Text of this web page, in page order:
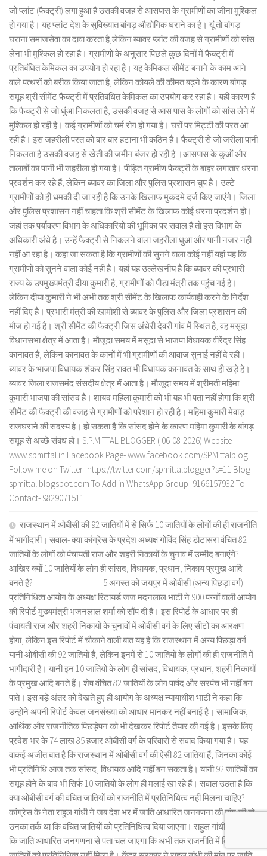
जो प्लांट (फैक्ट्री) लगा हुआ है उसकी वजह से आसपास के ग्रामीणों का जीना मुश्किल
हो गया है। यह प्लांट देश के सुविख्यात बांगड़ औद्योगिक घराने का है। यूं तो बांगड़
घराना समाजसेवा का दावा करता है,लेकिन ब्यावर प्लांट की वजह से ग्रामीणों को सांस
लेना भी मुश्किल हो रहा है। ग्रामीणों के अनुसार पिछले कुछ दिनों में फैक्ट्री में
प्रतिबंधित केमिकल का उपयोग हो रहा है। यह केमिकल सीमेंट बनाने के काम आने
वाले पत्थरों को बरीक किया जाता है, लेकिन कोयले की कीमत बढ़ने के कारण बांगड़
समूह श्री सीमेंट फैक्ट्री में प्रतिबंधित केमिकल का उपयोग कर रहा है। यही कारण है
कि फैक्ट्री से जो धुंआ निकलता है, उसकी वजह से आस पास के लोगों को सांस लेने में
मुश्किल हो रही है। कई ग्रामीणों को चर्म रोग हो गया है। घरों पर मिट्टी की परत आ
रही है। इस जहरीली परत को बार बार हटाना भी कठिन है। फैक्ट्री से जो जरीला पानी
निकलता है उसकी वजह से खेती की जमीन बंजर हो रही है ।आसपास के कुओं और
तालाबों का पानी भी जहरीला हो गया है। पीड़ित ग्रामीण फैक्ट्री के बाहर लगातार धरना
प्रदर्शन कर रहे हैं, लेकिन ब्यावर का जिला और पुलिस प्रशासन चुप है। उल्टे
ग्रामीणों को ही धमकी दी जा रही है कि उनके खिलाफ मुकदमे दर्ज किए जाएंगे। जिला
और पुलिस प्रशासन नहीं चाहता कि श्री सीमेंट के खिलाफ कोई धरना प्रदर्शन हो।
जहां तक पर्यावरण विभाग के अधिकारियों की भूमिका पर सवाल है तो इस विभाग के
अधिकारी अंधे है। उन्हें फैक्ट्री से निकलने वाला जहरीला धुआ और पानी नजर नही
नहीं आ रहा है। कहा जा सकता है कि ग्रामीणों की सुनने वाला कोई नहीं यहां यह कि
ग्रामीणों को सुनने वाला कोई नहीं है। यहां यह उल्लेखनीय है कि ब्यावर की प्रभारी
राज्य के उपमुख्यमंत्री दीया कुमारी है, ग्रामीणों को पीड़ा मंत्री तक पहुंच गई है।
लेकिन दीया कुमारी ने भी अभी तक श्री सीमेंट के खिलाफ कार्यवाही करने के निर्देश
नहीं दिए है। प्रभारी मंत्री की खामोशी से ब्यावर के पुलिस और जिला प्रशासन की
मौज हो गई है। श्री सीमेंट की फैक्ट्री जिस अंधेरी देवरी गांव में स्थित है, वह मसूदा
विधानसभा क्षेत्र में आता है। मौजूदा समय में मसूदा से भाजपा विधायक वीरेंद्र सिंह
कानावत है, लेकिन कानावत के कानों में भी ग्रामीणों की आवाज सुनाई नहीं दे रही।
ब्यावर के भाजपा विधायक शंकर सिंह रावत भी विधायक कानावत के साथ ही खड़े हे।
ब्यावर जिला राजसमंद संसदीय क्षेत्र में आता है। मौजूदा समय में श्रीमती महिमा
कुमारी भाजपा की सांसद है। शायद महिला कुमारी को भी यह भी पता नहीं होगा कि श्री
सीमेंट की फैक्ट्री की वजह से ग्रामीणों को परेशान हो रही है। महिमा कुमारी मेवाड़
राजघराने की सदस्य हे। हो सकता है कि सांसद होने के कारण महिमा कुमारी के बांगड़
समूह से अच्छे संबंध हो। S.P.MITTAL BLOGGER ( 06-08-2026) Website-
www.spmittal.in Facebook Page- www.facebook.com/SPMittalblog
Follow me on Twitter- https://twitter.com/spmittalblogger?s=11 Blog-
spmittal.blogspot.com To Add in WhatsApp Group- 9166157932 To
Contact- 9829071511
राजस्थान में ओबीसी की 92 जातियों में से सिर्फ 10 जातियों के लोगों की ही राजनीति
में भागीदारी। सवाल- क्या कांग्रेस के प्रदेश अध्यक्ष गोविंद सिंह डोटासरा वंचित 82
जातियों के लोगों को पंचायती राज और शहरी निकायों के चुनाव में उम्मीद बनाएंगे?
आखिर क्यों 10 जातियों के लोग ही सांसद, विधायक, प्रधान, निकाय प्रमुख आदि
बनते हैं? ================ 5 अगस्त को जयपुर में ओबीसी (अन्य पिछड़ा वर्ग)
प्रतिनिधित्व आयोग के अध्यक्ष रिटायर्ड जज मदनलाल भाटी ने 900 पन्नों वाली आयोग
की रिपोर्ट मुख्यमंत्री भजनलाल शर्मा को सौंप दी है। इस रिपोर्ट के आधार पर ही
पंचायती राज और शहरी निकायों के चुनावों में ओबीसी वर्ग के लिए सीटों का आरक्षण
होगा, लेकिन इस रिपोर्ट में चौकाने वाली बात यह है कि राजस्थान में अन्य पिछड़ा वर्ग
यानी ओबीसी की 92 जातियों हैं, लेकिन इनमें से 10 जातियों के लोगों की ही राजनीति में
भागीदारी है। यानी इन 10 जातियों के लोग ही सांसद, विधायक, प्रधान, शहरी निकायों
के प्रमुख आदि बनते हैं। शेष वंचित 82 जातियों के लोग पार्षद और सरपंच भी नहीं बन
पाते। इस बड़े अंतर को देखते हुए ही आयोग के अध्यक्ष न्यायाधीश भाटी ने कहा कि
उन्होंने अपनी रिपोर्ट केवल जनसंख्या को आधार मानकर नहीं बनाई है। सामाजिक,
आर्थिक और राजनीतिक पिछड़ेपन को भी देखकर रिपोर्ट तैयार की गई है। इसके लिए
प्रदेश भर के 74 लाख 85 हजार ओबीसी वर्ग के परिवारों से संवाद किया गया है। यह
वाकई अजीत बात है कि राजस्थान में ओबीसी वर्ग की ऐसी 82 जातियां हैं, जिनका कोई
भी प्रतिनिधि आज तक सांसद, विधायक आदि नहीं बन सकता है। यानी 92 जातियों का
समूह होने के बाद भी सिर्फ 10 जातियों के लोग ही मलाई खा रहे हैं। सवाल उठता है कि
क्या ओबीसी वर्ग की वंचित जातियों को राजनीति में प्रतिनिधित्व नहीं मिलना चाहिए?
कांग्रेस के नेता राहुल गांधी ने जब देश भर में जाति आधारित जनगणना की मांग की तो
उनका तर्क था कि वंचित जातियों को प्रतिनिधित्व दिया जाएगा। राहुल गांधी कहना रहा
कि जाति आधारित जनगणना से पता चल जाएगा कि अभी तक राजनीति में किन